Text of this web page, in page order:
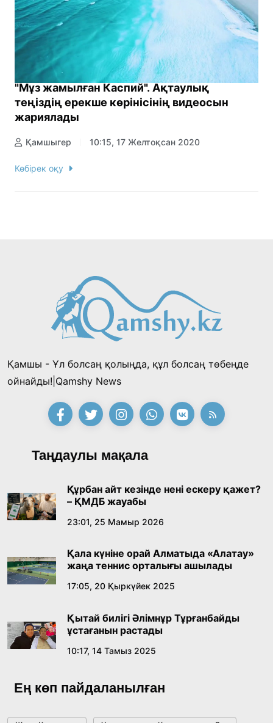
"Мұз жамылған Каспий". Ақтаулық
теңіздің ерекше көрінісінің видеосын
жариялады
Қамшыгер 10:15, 17 Желтоқсан 2020
Көбірек оқу
Қамшы - Ұл болсаң қолыңда, құл болсаң төбеңде
ойнайды!|Qamshy News
Таңдаулы мақала
Құрбан айт кезінде нені ескеру қажет?
– ҚМДБ жауабы
23:01, 25 Мамыр 2026
Қала күніне орай Алматыда «Алатау»
жаңа теннис орталығы ашылады
17:05, 20 Қыркүйек 2025
Қытай билігі Әлімнұр Тұрғанбайды
ұстағанын растады
10:17, 14 Тамыз 2025
Ең көп пайдаланылған